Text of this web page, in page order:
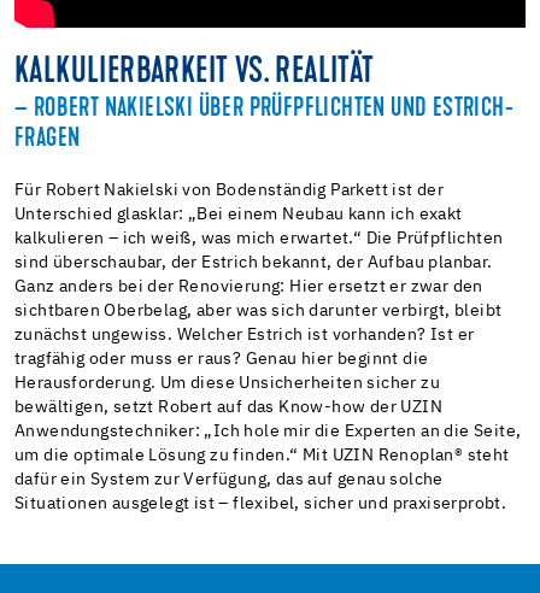
KALKULIERBARKEIT VS. REALITÄT
– ROBERT NAKIELSKI ÜBER PRÜFPFLICHTEN UND ESTRICH-
FRAGEN
Für Robert Nakielski von Bodenständig Parkett ist der
Unterschied glasklar: „Bei einem Neubau kann ich exakt
kalkulieren – ich weiß, was mich erwartet.“ Die Prüfpflichten
sind überschaubar, der Estrich bekannt, der Aufbau planbar.
Ganz anders bei der Renovierung: Hier ersetzt er zwar den
sichtbaren Oberbelag, aber was sich darunter verbirgt, bleibt
zunächst ungewiss. Welcher Estrich ist vorhanden? Ist er
tragfähig oder muss er raus? Genau hier beginnt die
Herausforderung. Um diese Unsicherheiten sicher zu
bewältigen, setzt Robert auf das Know-how der UZIN
Anwendungstechniker: „Ich hole mir die Experten an die Seite,
um die optimale Lösung zu finden.“ Mit UZIN Renoplan® steht
dafür ein System zur Verfügung, das auf genau solche
Situationen ausgelegt ist – flexibel, sicher und praxiserprobt.